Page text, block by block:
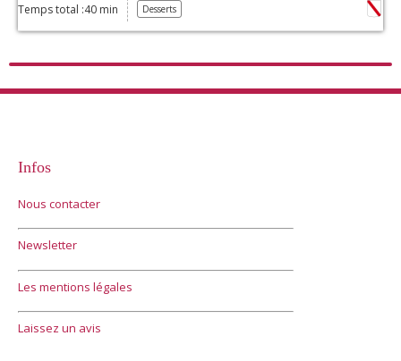
Temps total :40 min Desserts
Infos
Nous contacter
Newsletter
Les mentions légales
Laissez un avis